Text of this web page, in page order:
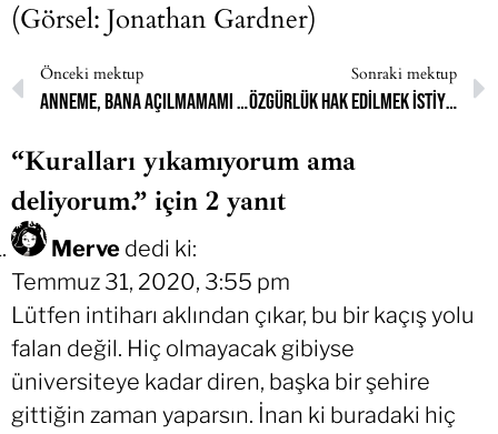
(Görsel: Jonathan Gardner)
Önceki mektup
Anneme, bana açılmamamı söylediği halde kocasını aldattığını sürekli hatırlatıyorum.
Sonraki mektup
Özgürlük hak edilmek istiyor.
“Kuralları yıkamıyorum ama
deliyorum.” için 2 yanıt
Merve dedi ki:
Temmuz 31, 2020, 3:55 pm
Lütfen intiharı aklından çıkar, bu bir kaçış yolu
falan değil. Hiç olmayacak gibiyse
üniversiteye kadar diren, başka bir şehire
gittiğin zaman yaparsın. İnan ki buradaki hiç